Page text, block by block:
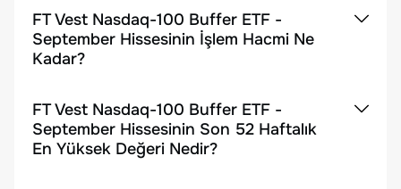
FT Vest Nasdaq-100 Buffer ETF -
September Hissesinin İşlem Hacmi Ne
Kadar?
FT Vest Nasdaq-100 Buffer ETF -
September Hissesinin Son 52 Haftalık
En Yüksek Değeri Nedir?